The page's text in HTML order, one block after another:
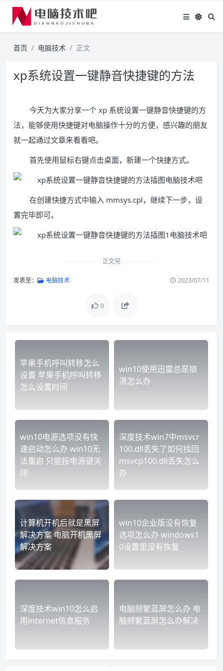
首页 电脑技术 正文
xp系统设置一键静音快捷键的方法
今天为大家分享一个 xp 系统设置一键静音快捷键的方
法，能够使用快捷键对电脑操作十分的方便，感兴趣的朋友
就一起通过文章来看看吧。
首先使用鼠标右键点击桌面，新建一个快捷方式。
在创建快捷方式中输入 mmsys.cpl，继续下一步，设
置完毕即可。
正文完
发表至： 电脑技术 2023/07/11
0
苹果手机呼叫转移怎么
设置 苹果手机呼叫转移
怎么设置时间
win10使用迅雷总是崩
溃怎么办
win10电源选项没有快
速启动怎么办 win10无
法重启 只能按电源键关
闭
深度技术win7中msvcr
100.dll丢失了如何找回
msvcp100.dll丢失怎么
办
计算机开机后就是黑屏
解决方案 电脑开机黑屏
解决方案
win10企业版没有恢复
选项怎么办 windows1
0设置里没有恢复
深度技术win10怎么启
用internet信息服务
电脑频繁蓝屏怎么办 电
脑频繁蓝屏怎么办解决